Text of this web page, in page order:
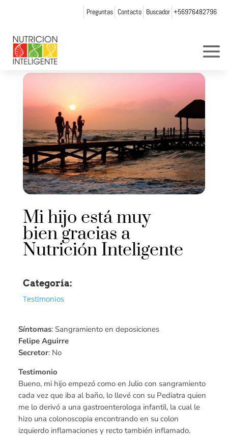
Preguntas Contacto Buscador +56976482796
Mi hijo está muy
bien gracias a
Nutrición Inteligente
Categoría:
Testimonios
Síntomas: Sangramiento en deposiciones
Felipe Aguirre
Secretor: No
Testimonio
Bueno, mi hijo empezó como en Julio con sangramiento
cada vez que iba al baño, lo llevé con su Pediatra quien
me lo derivó a una gastroenterologa infantil, la cual le
hizo una colonoscopia encontrando en su colon
izquierdo inflamaciones y recto también inflamado.